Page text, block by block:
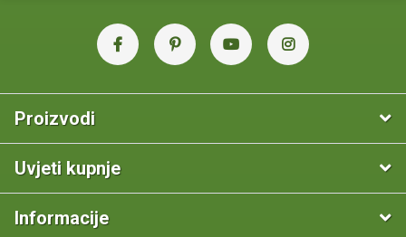
Proizvodi
Uvjeti kupnje
Informacije